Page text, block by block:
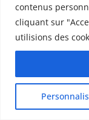
contenus
cliquant sur
utilisions des
Doctolib
Documentaire
DODGE
Doxxing